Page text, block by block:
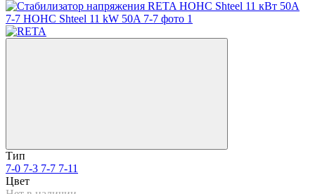
Тип
7-0 7-3 7-7 7-11
Цвет